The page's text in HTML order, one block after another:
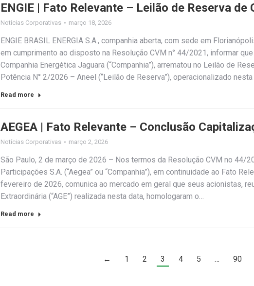
ENGIE | Fato Relevante – Leilão de Reserva de
Notícias Corporativas março 18, 2026
ENGIE BRASIL ENERGIA S.A., companhia aberta, com sede em
em cumprimento ao disposto na Resolução CVM n° 44/2021, informar
Companhia Energética Jaguara (“Companhia”), arrematou no Leilão de
Potência N° 2/2026 – Aneel (“Leilão de Reserva”), operacionalizado
Read more
AEGEA | Fato Relevante – Conclusão
Notícias Corporativas março 2, 2026
São Paulo, 2 de março de 2026 – Nos termos da Resolução CVM no 44/
Participações S.A. (“Aegea” ou “Companhia”), em continuidade ao Fato
fevereiro de 2026, comunica ao mercado em geral que seus acionistas,
Extraordinária (“AGE”) realizada nesta data, homologaram o…
Read more
← 1 2 3 4 5 … 90